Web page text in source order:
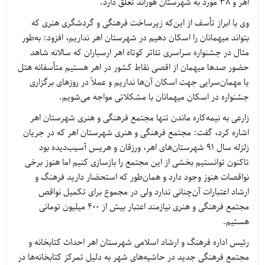
اهر و 38 مورد به شهرستان هوراند تعلق دارد.
وی با ابراز تأسف از این‌که زیرساخت فرهنگی و گردشگری هنری که
بتواند میهمانان را اسکان دهیم در شهرستان اهر نداریم، افزود: به‌طور
مثال در جشنواره سراسری تئاتر کوتاه اهر ارسباران که سالانه شاهد
حضور صدها میهمان از اقصی نقاط کشور در اهر هستیم متأسفانه هتل
یا مهمان‌سرایی جهت اسکان آن‌ها نداریم و عملاً در روزهای برگزاری
جشنواره در اسکان میهمانان با مشکلاتی مواجه می‌شویم.
زارعی به نیمه‌کاره ماندن تنها مجتمع فرهنگی و هنری شهرستان اهر
اشاره کرد، گفت: مجتمع فرهنگی و هنری شهرستان اهر که در جریان
زلزله سال 91 شهرستان‌های اهر، ورزقان و هریس آسیب‌دیده بود
تاکنون توانستیم بخشی از این مجتمع را بازسازی کنیم اما هنوز برخی
نواقصات هنوز وجود دارد و همان‌طور که استحضار دارید فرهنگ و
ارشاد اعتبارات آن‌چنانی ندارد ولی در مجموع برای تکمیل نواقص
مجتمع فرهنگی و هنری نیازمند اعتبار بیش از 400 میلیون تومانی
هستیم.
رئیس اداره فرهنگ و ارشاد اسلامی شهرستان اهر احداث کتابخانه و
مجتمع فرهنگی جدید در حاشیه‌های شهر به دلیل تمرکز کتابخانه‌ها در